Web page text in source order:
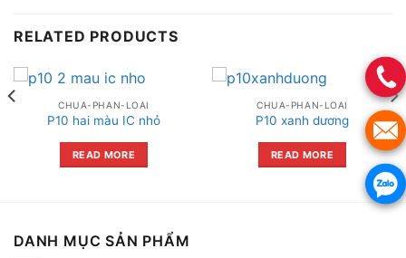
RELATED PRODUCTS
CHUA-PHAN-LOAI
P10 hai màu IC nhỏ
READ MORE
CHUA-PHAN-LOAI
P10 xanh dương
READ MORE
DANH MỤC SẢN PHẨM